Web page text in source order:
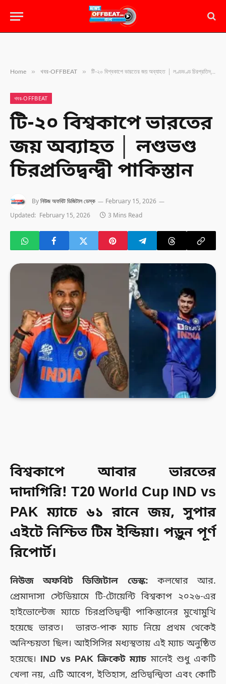
Home » খবর-OFFBEAT » টি-২০ বিশ্বকাপে ভারতের জয় অব্যাহত │ লণ্ডভণ্ড চিরপ্রতিদ্বন্দ্বী পাকিস্তান
খবর-OFFBEAT
টি-২০ বিশ্বকাপে ভারতের
জয় অব্যাহত │ লণ্ডভণ্ড
চিরপ্রতিদ্বন্দ্বী পাকিস্তান
Byনিউজ অফবিট ডিজিটাল ডেস্ক
February 15, 2026
Updated: February 15, 2026 3 Mins Read
বিশ্বকাপে আবার ভারতের
দাদাগিরি! T20 World Cup IND vs
PAK ম্যাচে ৬১ রানে জয়, সুপার
এইটে নিশ্চিত টিম ইন্ডিয়া। পড়ুন পূর্ণ
রিপোর্ট।
নিউজ অফবিট ডিজিটাল ডেস্ক:কলম্বোর আর.
প্রেমাদাসা স্টেডিয়ামে টি-টোয়েন্টি বিশ্বকাপ ২০২৬-এর
হাইভোল্টেজ ম্যাচে চিরপ্রতিদ্বন্দ্বী পাকিস্তানের মুখোমুখি
হয়েছে ভারত। ভারত-পাক ম্যাচ নিয়ে প্রথম থেকেই
অনিশ্চয়তা ছিল। আইসিসির মধ্যস্থতায় এই ম্যাচ অনুষ্ঠিত
হয়েছে। IND vs PAK ক্রিকেট ম্যাচ মানেই শুধু একটি
খেলা নয়, এটি আবেগ, ইতিহাস, প্রতিদ্বন্দ্বিতা এবং কোটি